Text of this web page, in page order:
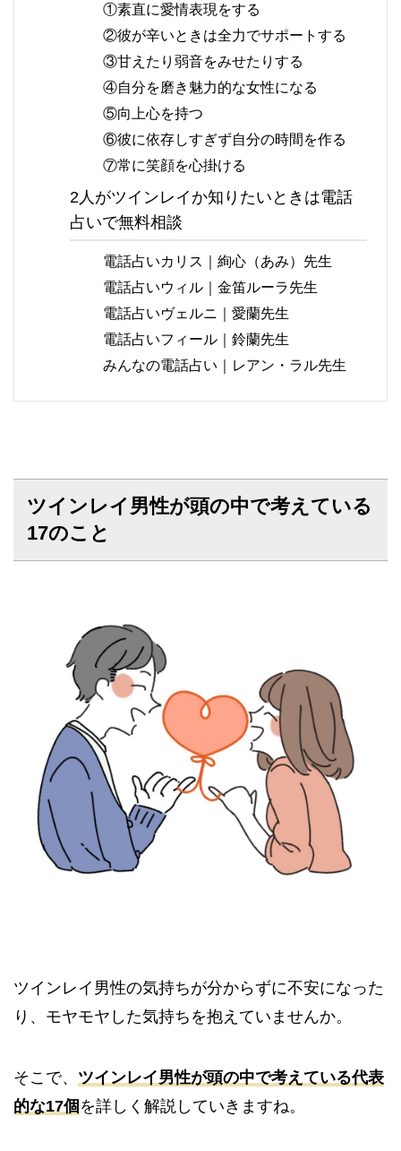
①素直に愛情表現をする
②彼が辛いときは全力でサポートする
③甘えたり弱音をみせたりする
④自分を磨き魅力的な女性になる
⑤向上心を持つ
⑥彼に依存しすぎず自分の時間を作る
⑦常に笑顔を心掛ける
2人がツインレイか知りたいときは電話
占いで無料相談
電話占いカリス｜絢心（あみ）先生
電話占いウィル｜金笛ルーラ先生
電話占いヴェルニ｜愛蘭先生
電話占いフィール｜鈴蘭先生
みんなの電話占い｜レアン・ラル先生
ツインレイ男性が頭の中で考えている
17のこと
ツインレイ男性の気持ちが分からずに不安になった
り、モヤモヤした気持ちを抱えていませんか。
そこで、 ツインレイ男性が頭の中で考えている代表
的な17個 を詳しく解説していきますね。